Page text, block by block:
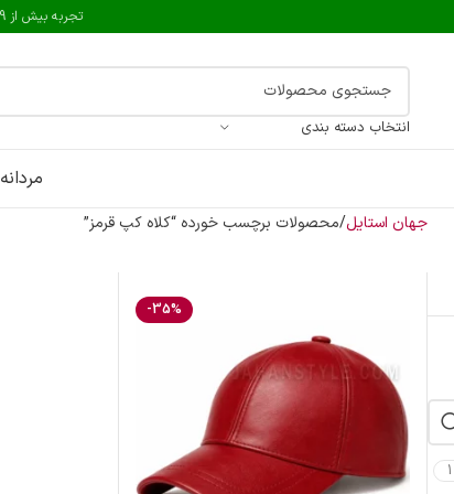
تجربه بیش از 9 سال فروش اینترنتی مطمئن در کنار شما
انتخاب دسته بندی
مردانه
1
جهان استایل محصولات برچسب خورده “کلاه کپ قرمز”
-35%